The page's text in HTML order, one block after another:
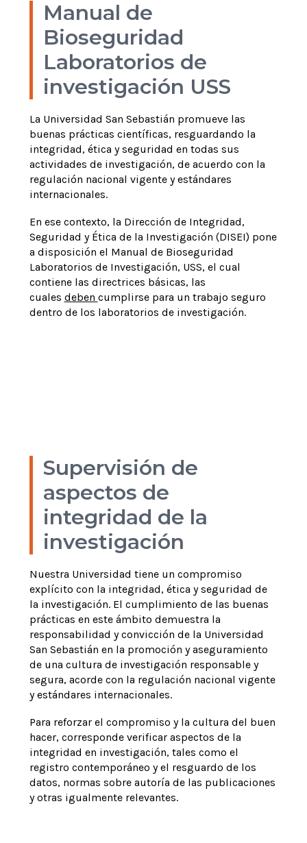
Manual de
Bioseguridad
Laboratorios de
investigación USS
La Universidad San Sebastián promueve las
buenas prácticas científicas, resguardando la
integridad, ética y seguridad en todas sus
actividades de investigación, de acuerdo con la
regulación nacional vigente y estándares
internacionales.
En ese contexto, la Dirección de Integridad,
Seguridad y Ética de la Investigación (DISEI) pone
a disposición el Manual de Bioseguridad
Laboratorios de Investigación, USS, el cual
contiene las directrices básicas, las
cuales deben cumplirse para un trabajo seguro
dentro de los laboratorios de investigación.
Supervisión de
aspectos de
integridad de la
investigación
Nuestra Universidad tiene un compromiso
explícito con la integridad, ética y seguridad de
la investigación. El cumplimiento de las buenas
prácticas en este ámbito demuestra la
responsabilidad y convicción de la Universidad
San Sebastián en la promoción y aseguramiento
de una cultura de investigación responsable y
segura, acorde con la regulación nacional vigente
y estándares internacionales.
Para reforzar el compromiso y la cultura del buen
hacer, corresponde verificar aspectos de la
integridad en investigación, tales como el
registro contemporáneo y el resguardo de los
datos, normas sobre autoría de las publicaciones
y otras igualmente relevantes.